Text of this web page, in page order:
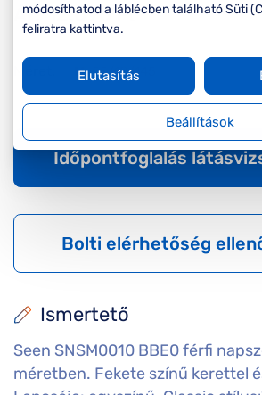
Ismertető
Seen SNSM0010 BBE0 férfi
méretben. Fekete színű kerettel
Ár: 12.090 Ft
M 55/18/145
Időpontfoglalás
Bolti elérhetőség
módosíthatod a láblécben található Süti
feliratra kattintva.
Beállítások
Elutasítás